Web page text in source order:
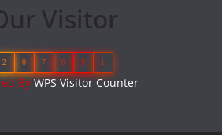
Visitor
2 0 7 0 9 1
ByWPS Visitor Counter